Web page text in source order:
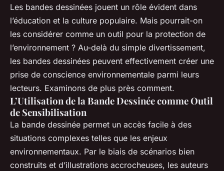
Les bandes dessinées jouent un rôle évident dans
l’éducation et la culture populaire. Mais pourrait-on
les considérer comme un outil pour la protection de
l’environnement ? Au-delà du simple divertissement,
les bandes dessinées peuvent effectivement créer une
prise de conscience environnementale parmi leurs
lecteurs. Examinons de plus près comment.
L’Utilisation de la Bande Dessinée comme Outil
de Sensibilisation
La bande dessinée permet un accès facile à des
situations complexes telles que les enjeux
environnementaux. Par le biais de scénarios bien
construits et d’illustrations accrocheuses, les auteurs